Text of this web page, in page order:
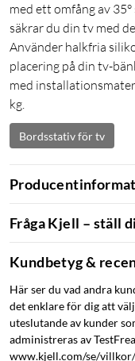
med ett omfång av
säkrar du din tv med
Använder halkfria
placering på din tv-
med
kg.
Bordsstativ för tv
Fråga Kjell – ställ
Kundbetyg &
Här ser du vad andra
det enklare för dig att
uteslutande av kunder
administreras av
www.kjell.com/se/